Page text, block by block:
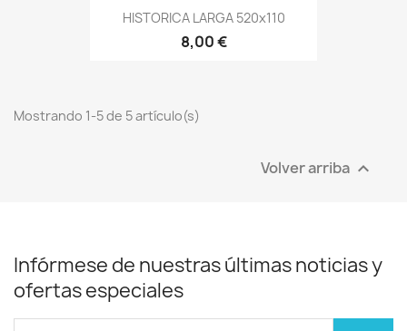
HISTORICA LARGA 520x110
8,00 €
Mostrando 1-5 de 5 artículo(s)
Volver arriba 
Infórmese de nuestras últimas noticias y
ofertas especiales